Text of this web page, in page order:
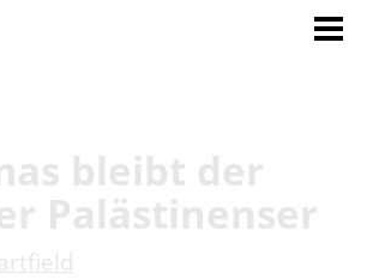
bleibt der
Palästinenser